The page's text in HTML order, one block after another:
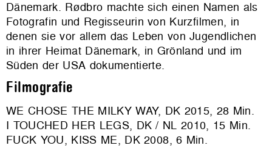
Dänemark. Rødbro machte sich einen Namen als
Fotografin und Regisseurin von Kurzfilmen, in
denen sie vor allem das Leben von Jugendlichen
in ihrer Heimat Dänemark, in Grönland und im
Süden der USA dokumentierte.
Filmografie
WE CHOSE THE MILKY WAY, DK 2015, 28 Min.
I TOUCHED HER LEGS, DK / NL 2010, 15 Min.
FUCK YOU, KISS ME, DK 2008, 6 Min.